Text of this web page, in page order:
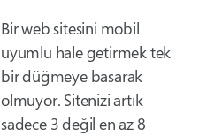
Bir web sitesini mobil
uyumlu hale getirmek tek
bir düğmeye basarak
olmuyor. Sitenizi artık
sadece 3 değil en az 8